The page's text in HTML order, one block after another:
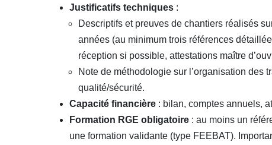
Justificatifs techniques :
Descriptifs et preuves de chantiers réalisés
années (au minimum trois références
réception si possible, attestations maître
Note de méthodologie sur l’organisation des
qualité/sécurité.
Capacité financière : bilan, comptes annuels,
Formation RGE obligatoire : au moins un
une formation validante (type FEEBAT).